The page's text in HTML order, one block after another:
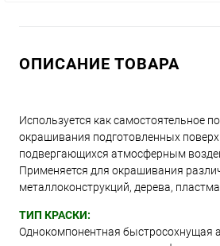
ОПИСАНИЕ ТОВАРА
Используется как самостоятельное
окрашивания подготовленных
подвергающихся атмосферным
Применяется для окрашивания
металлоконструкций, дерева,
ТИП КРАСКИ:
Однокомпонентная быстросохнущая